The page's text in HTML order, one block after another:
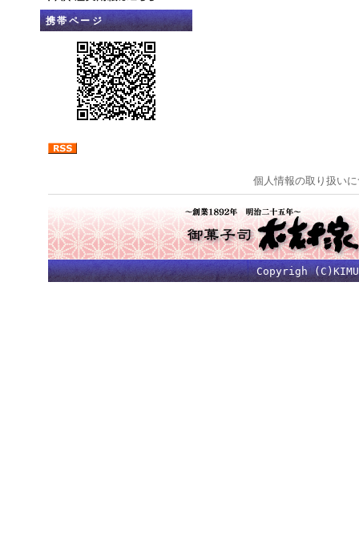
携帯ページ
個人情報の取り扱い
Copyrigh